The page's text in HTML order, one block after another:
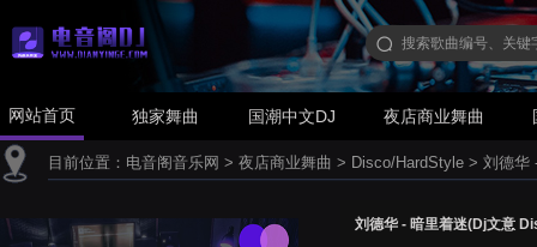
网站首页 独家舞曲 国潮中文DJ 夜店商业舞曲
目前位置： 电音阁音乐网 > 夜店商业舞曲 > Disco/HardStyle > 刘德华
刘德华 - 暗里着迷(Dj文意